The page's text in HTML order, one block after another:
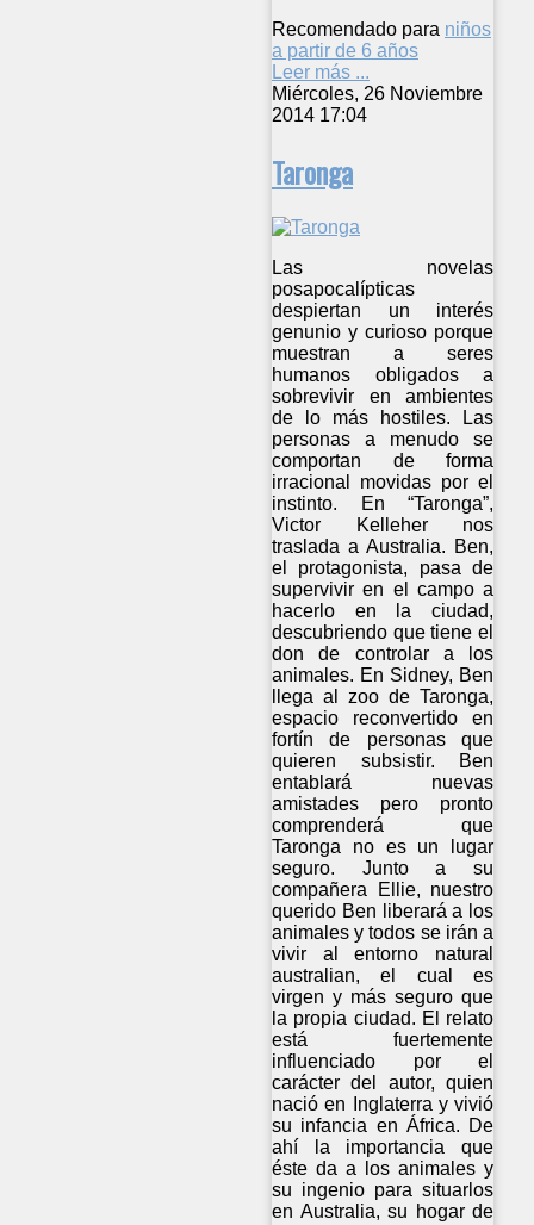
Recomendado para niños
a partir de 6 años
Leer más ...
Miércoles, 26 Noviembre
2014 17:04
Taronga
Las novelas
posapocalípticas
despiertan un interés
genunio y curioso porque
muestran a seres
humanos obligados a
sobrevivir en ambientes
de lo más hostiles. Las
personas a menudo se
comportan de forma
irracional movidas por el
instinto. En “Taronga”,
Victor Kelleher nos
traslada a Australia. Ben,
el protagonista, pasa de
supervivir en el campo a
hacerlo en la ciudad,
descubriendo que tiene el
don de controlar a los
animales. En Sidney, Ben
llega al zoo de Taronga,
espacio reconvertido en
fortín de personas que
quieren subsistir. Ben
entablará nuevas
amistades pero pronto
comprenderá que
Taronga no es un lugar
seguro. Junto a su
compañera Ellie, nuestro
querido Ben liberará a los
animales y todos se irán a
vivir al entorno natural
australian, el cual es
virgen y más seguro que
la propia ciudad. El relato
está fuertemente
influenciado por el
carácter del autor, quien
nació en Inglaterra y vivió
su infancia en África. De
ahí la importancia que
éste da a los animales y
su ingenio para situarlos
en Australia, su hogar de